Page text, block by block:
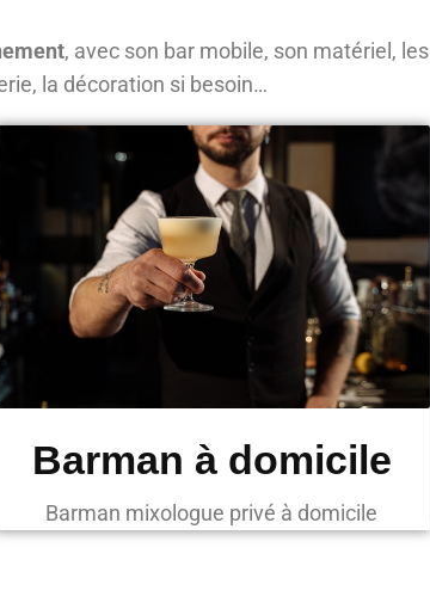
, avec son bar mobile, son matériel, les
la décoration si besoin…
Barman à domicile
Barman mixologue privé à domicile